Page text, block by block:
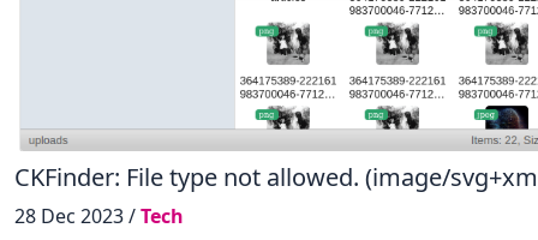
CKFinder: File type not allowed. (image/
28 Dec 2023 /Tech